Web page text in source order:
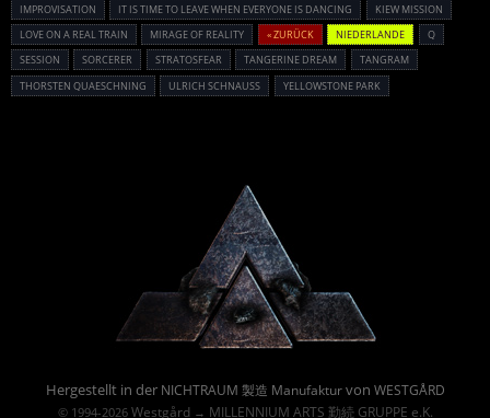
IMPROVISATION
IT IS TIME TO LEAVE WHEN EVERYONE IS DANCING
KIEW MISSION
LOVE ON A REAL TRAIN
MIRAGE OF REALITY « ZURÜCK NIEDERLANDE
Q
SESSION
SORCERER STRATOSFEAR TANGERINE DREAM
TANGRAM
THORSTEN QUAESCHNING
ULRICH SCHNAUSS YELLOWSTONE PARK
Hergestellt in der NICHTRAUM 製造 Manufakturvon WESTGÅRD
© 1994-2026 Westgård→ MILLENNIUM ARTS 勤続 GRUPPE e.K.
Powered By :